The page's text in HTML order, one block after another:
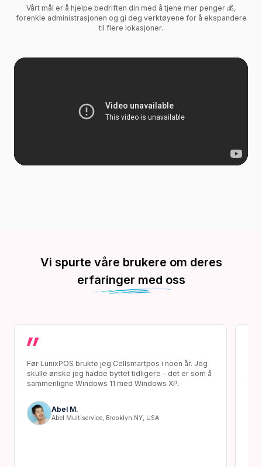
Vårt mål er å hjelpe bedriften din med å tjene mer penger 💰,
forenkle administrasjonen og gi deg verktøyene for å ekspandere
til flere lokasjoner.
Vi spurte våre brukere om deres
erfaringer med oss
Før LunixPOS brukte jeg Cellsmartpos i noen år. Jeg
skulle ønske jeg hadde byttet tidligere - det er som å
sammenligne Windows 11 med Windows XP.
Abel M.
Abel Multiservice, Brooklyn NY, USA